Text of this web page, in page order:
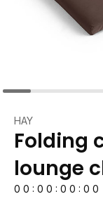
HAY
Folding
lounge
0 0 : 0 0 : 0 0 : 0 0